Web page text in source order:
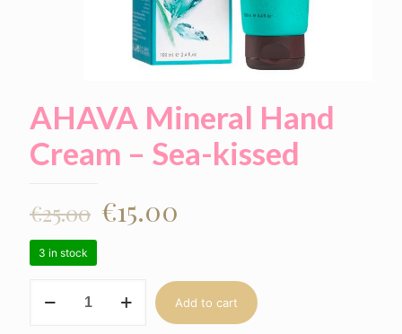
AHAVA Mineral Hand
Cream – Sea-kissed
€25.00 €15.00
3 in stock
Mineral
Add to cart